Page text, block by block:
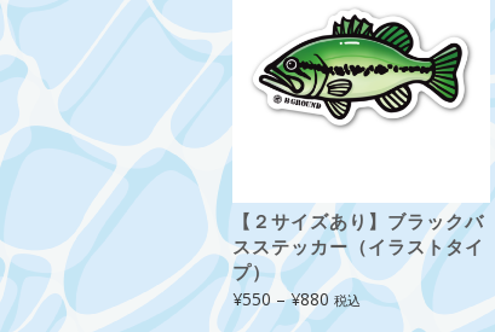
【２サイズあり】ブラックバ
スステッカー（イラストタイ
プ）
¥550 –¥880価税込